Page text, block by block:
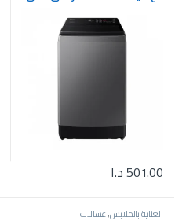
موديل WA15CG5745BDFQ
501.00د.ا
العناية بالملابس,غسالات